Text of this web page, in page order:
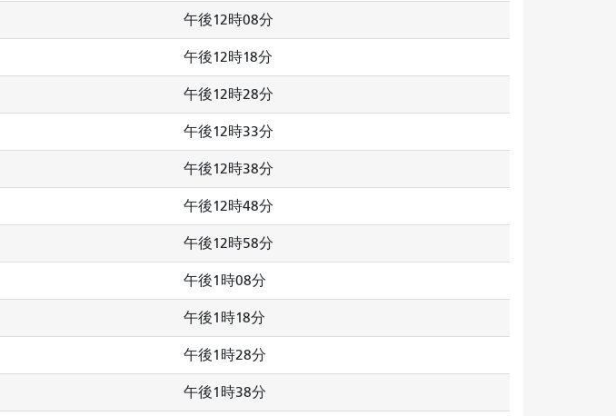
午後12時08分
午後12時18分
午後12時28分
午後12時33分
午後12時38分
午後12時48分
午後12時58分
午後1時08分
午後1時18分
午後1時28分
午後1時38分